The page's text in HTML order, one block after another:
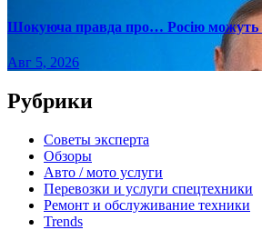
Шокуюча правда про… Росію можуть
Авг 5, 2026
Рубрики
Советы эксперта
Обзоры
Авто / мото услуги
Перевозки и услуги спецтехники
Ремонт и обслуживание техники
Trends